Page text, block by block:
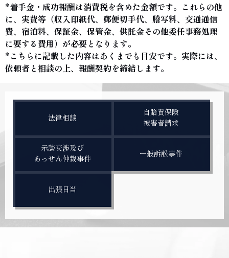
*着手金・成功報酬は消費税を含めた金額です。これらの他
に、実費等（収入印紙代、郵便切手代、謄写料、交通通信
費、宿泊料、保証金、保管金、供託金その他委任事務処理
に要する費用）が必要となります。
*こちらに記載した内容はあくまでも目安です。実際には、
依頼者と相談の上、報酬契約を締結します。
法律相談
自賠責保険
被害者請求
示談交渉及び
あっせん仲裁事件
一般訴訟事件
出張日当